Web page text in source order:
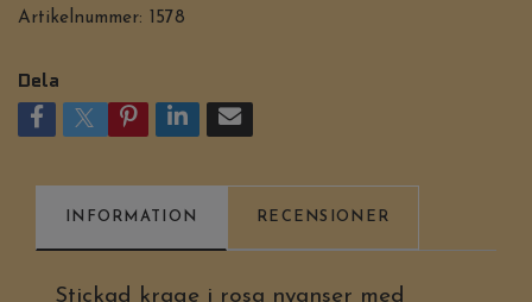
Artikelnummer: 1578
Dela
INFORMATION RECENSIONER
Stickad krage i rosa nyanser med